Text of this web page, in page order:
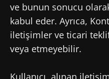
ve bunun sonucu
kabul eder. Ayrıca,
iletişimler ve ticari
veya etmeyebilir.
Kullanıcı, alınan